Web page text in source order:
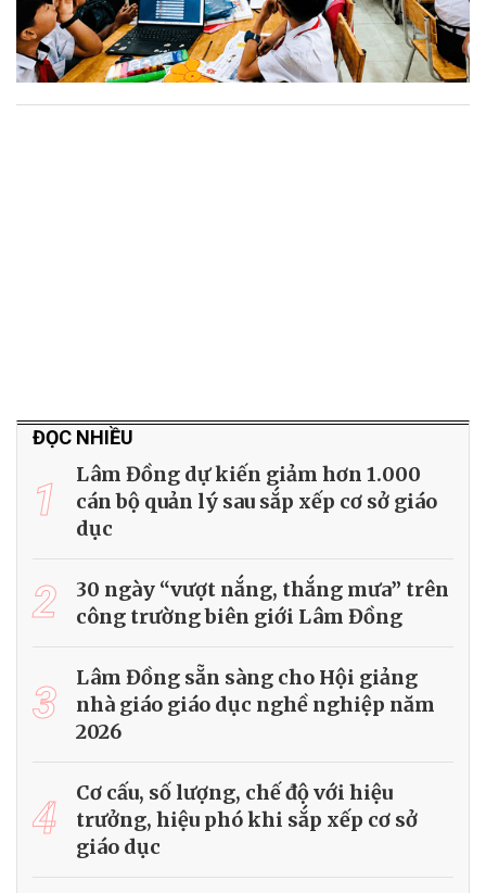
ĐỌC NHIỀU
1
Lâm Đồng dự kiến giảm hơn 1.000
cán bộ quản lý sau sắp xếp cơ sở giáo
dục
2
30 ngày “vượt nắng, thắng mưa” trên
công trường biên giới Lâm Đồng
3
Lâm Đồng sẵn sàng cho Hội giảng
nhà giáo giáo dục nghề nghiệp năm
2026
4
Cơ cấu, số lượng, chế độ với hiệu
trưởng, hiệu phó khi sắp xếp cơ sở
giáo dục